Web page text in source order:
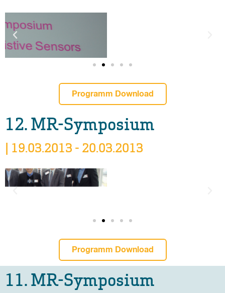
Programm Download
12. MR-Symposium
| 19.03.2013 - 20.03.2013
Programm Download
11. MR-Symposium